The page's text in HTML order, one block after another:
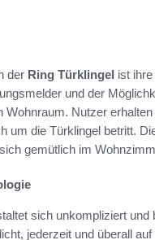
der Ring Türklingel ist
und der
Nutzer
um die Türklingel betritt.
gemütlich im
sich unkompliziert und
jederzeit und überall